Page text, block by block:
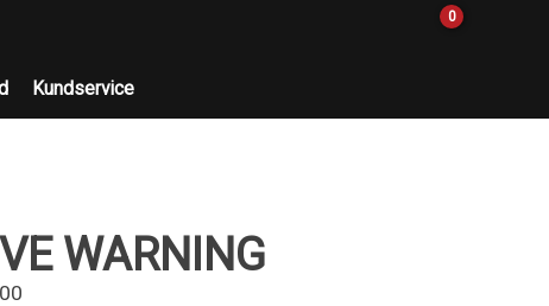
0
Kundservice
WARNING